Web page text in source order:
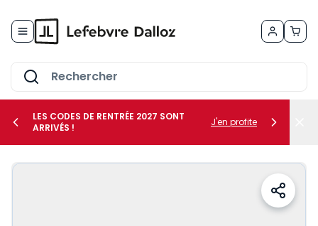
le sous-menu Vos métiers
LES CODES DE RENTRÉE 2027 SONT
ARRIVÉS !
J'en profite